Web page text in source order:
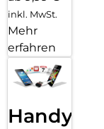
inkl. MwSt.
Mehr
erfahren
Handy